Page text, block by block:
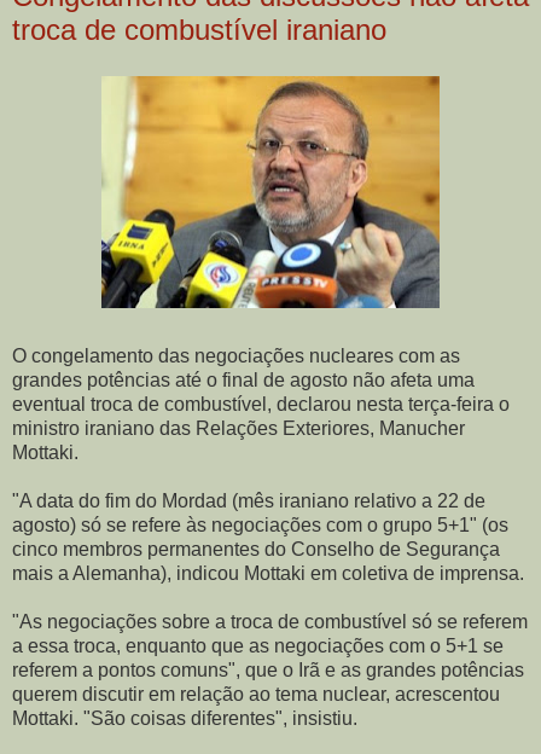
troca de combustível iraniano
O congelamento das negociações nucleares com as
grandes potências até o final de agosto não afeta uma
eventual troca de combustível, declarou nesta terça-feira o
ministro iraniano das Relações Exteriores, Manucher
Mottaki.
"A data do fim do Mordad (mês iraniano relativo a 22 de
agosto) só se refere às negociações com o grupo 5+1" (os
cinco membros permanentes do Conselho de Segurança
mais a Alemanha), indicou Mottaki em coletiva de imprensa.
"As negociações sobre a troca de combustível só se referem
a essa troca, enquanto que as negociações com o 5+1 se
referem a pontos comuns", que o Irã e as grandes potências
querem discutir em relação ao tema nuclear, acrescentou
Mottaki. "São coisas diferentes", insistiu.